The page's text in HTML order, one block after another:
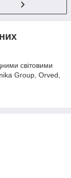
світовими
Group, Orved,
з упаковки.